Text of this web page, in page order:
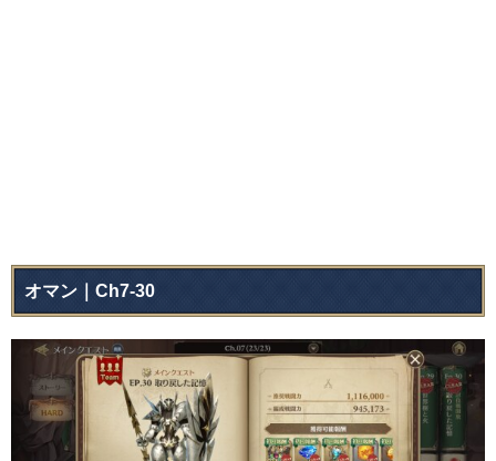
オマン｜Ch7-30